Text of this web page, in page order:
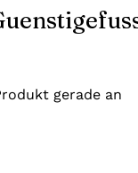
gerade an